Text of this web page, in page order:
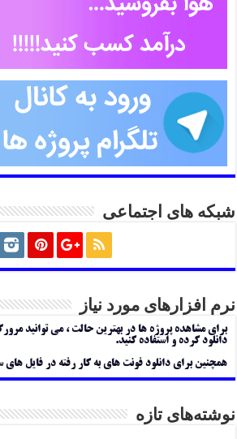
شبکه های اجتماعی
نرم افزارهای مورد نیاز
برای مشاهده پروژه ها در بهترین حالت ، می توانید
دانلود کرده و استفاده کنید.
همچنین برای دانلود فونت های به کار رفته در فایل های
نوشته‌های تازه